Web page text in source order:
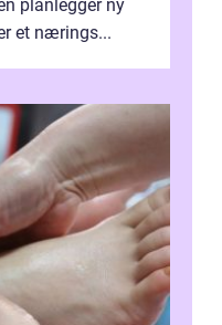
planlegger ny
et nærings...